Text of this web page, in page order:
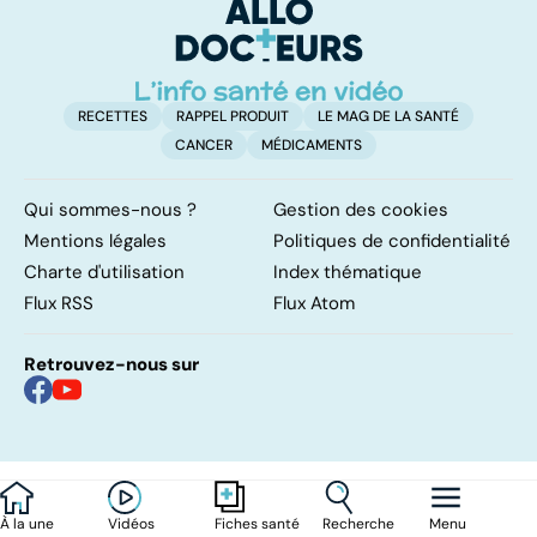
À la une Vidéos Fiches santé Recherche Menu
RECETTES RAPPEL PRODUIT
LE MAG DE LA SANTÉ
CANCER
MÉDICAMENTS
Qui sommes-nous ?
Gestion des cookies
Mentions légales
Politiques de confidentialité
Charte d'utilisation
Index thématique
Flux RSS
Flux Atom
Retrouvez-nous sur